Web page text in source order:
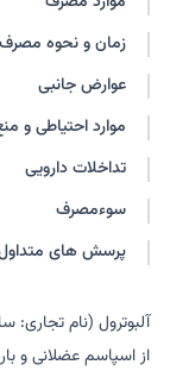
ونتالکس
سالبوتامول
ونتولین اچ اف ای
سالبوتامول- عماد
آزماسول
زمان و نحوه مصرف
عوارض جانبی
موارد احتیاطی و
تداخلات دارویی
سوءمصرف
پرسش های
آلبوترول (نام تجاری:
از اسپاسم عضلانی و